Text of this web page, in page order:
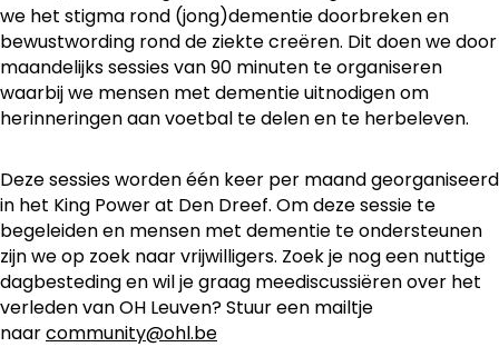
we het stigma rond (jong)dementie doorbreken en
bewustwording rond de ziekte creëren. Dit doen we door
maandelijks sessies van 90 minuten te organiseren
waarbij we mensen met dementie uitnodigen om
herinneringen aan voetbal te delen en te herbeleven.
Deze sessies worden één keer per maand georganiseerd
in het King Power at Den Dreef. Om deze sessie te
begeleiden en mensen met dementie te ondersteunen
zijn we op zoek naar vrijwilligers. Zoek je nog een nuttige
dagbesteding en wil je graag meediscussiëren over het
verleden van OH Leuven? Stuur een mailtje
naarcommunity@ohl.be